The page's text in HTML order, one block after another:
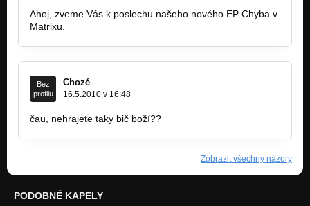
Ahoj, zveme Vás k poslechu našeho nového EP Chyba v
Matrixu.
Bez
profilu
Chozé
16.5.2010 v 16:48
čau, nehrajete taky bič boží??
Zobrazit všechny názory
PODOBNÉ KAPELY